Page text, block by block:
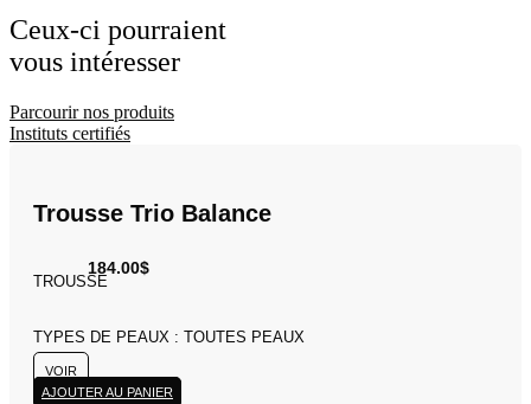
Ceux-ci pourraient
vous intéresser
Parcourir nos produits
Instituts certifiés
Trousse Trio Balance
184.00$
TROUSSE
TYPES DE PEAUX : TOUTES PEAUX
VOIR
AJOUTER AU PANIER